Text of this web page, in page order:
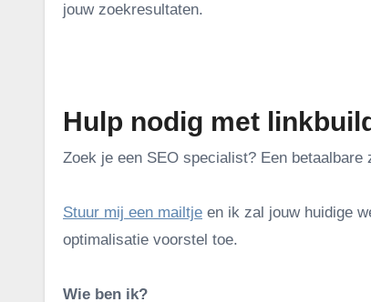
jouw zoekresultaten.
Hulp nodig met
Zoek je een SEO specialist? Een
Stuur mij een mailtje en ik zal jouw huidige
optimalisatie voorstel toe.
Wie ben ik?